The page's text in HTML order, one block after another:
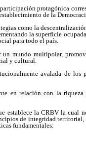
protagónica
de la
como la
la superficie
para todo el país.
mundo multipolar,
y cultural.
avalada de los
en relación con la riqueza
establece la CRBV la cual
de integridad
fundamentales: